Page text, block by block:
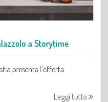
a Storytime
presenta l’offerta
Leggi tutto